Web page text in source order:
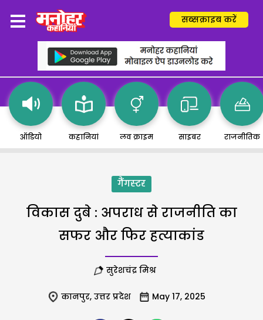
सब्सक्राइब करें
ऑडियो कहानियां लव क्राइम साइबर राजनीतिक
गैंगस्टर
विकास दुबे : अपराध से राजनीति का
सफर और फिर हत्याकांड
सुरेशचंद्र मिश्र
कानपुर, उत्तर प्रदेश May 17, 2025